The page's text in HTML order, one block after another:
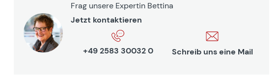
Frag unsere Expertin Bettina
Jetzt kontaktieren
+49 2583 30032 0 Schreib uns eine Mail